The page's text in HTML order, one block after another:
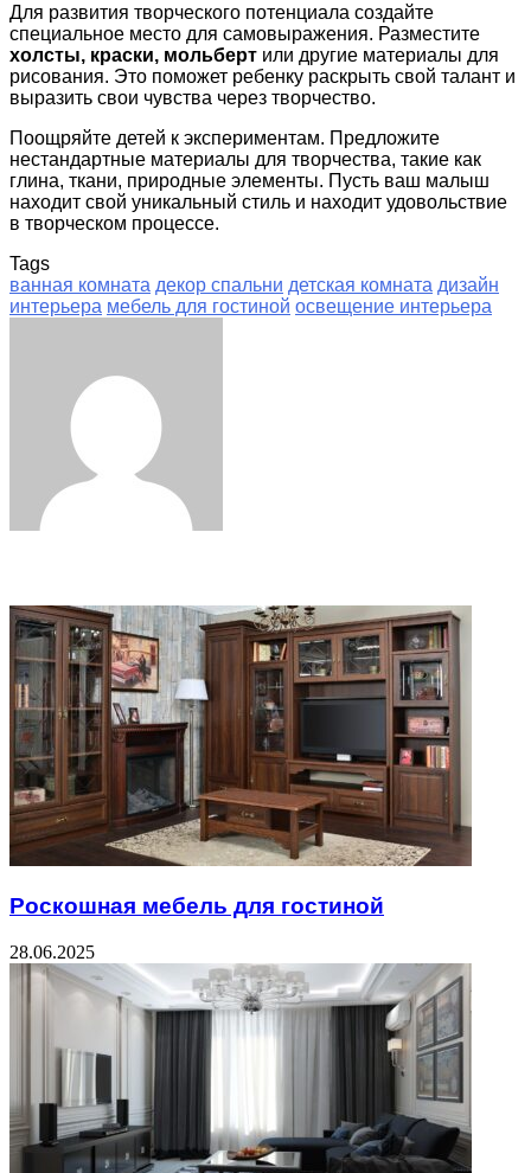
Для развития творческого потенциала создайте
специальное место для самовыражения. Разместите
холсты, краски, мольберт или другие материалы для
рисования. Это поможет ребенку раскрыть свой талант и
выразить свои чувства через творчество.
Поощряйте детей к экспериментам. Предложите
нестандартные материалы для творчества, такие как
глина, ткани, природные элементы. Пусть ваш малыш
находит свой уникальный стиль и находит удовольствие
в творческом процессе.
Tags
ванная комната декор спальни детская комната дизайн
интерьера мебель для гостиной освещение интерьера
Роскошная мебель для гостиной
28.06.2025